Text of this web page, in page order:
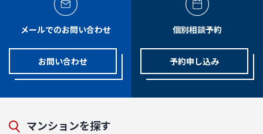
メールでのお問い合わせ
お問い合わせ
個別相談予約
予約申し込み
マンションを探す